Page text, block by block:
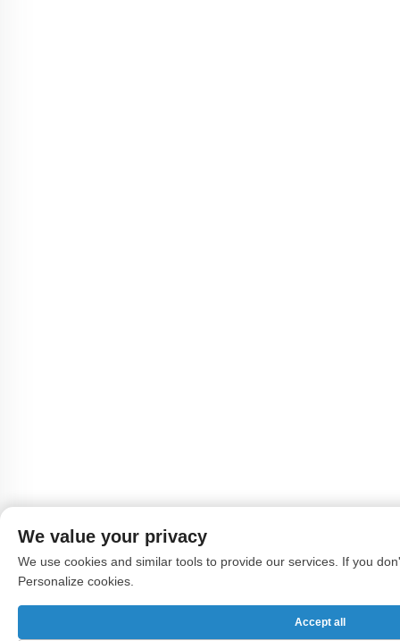
We value your privacy
We use cookies and similar tools to provide our services. If you
Personalize cookies.
Accept all